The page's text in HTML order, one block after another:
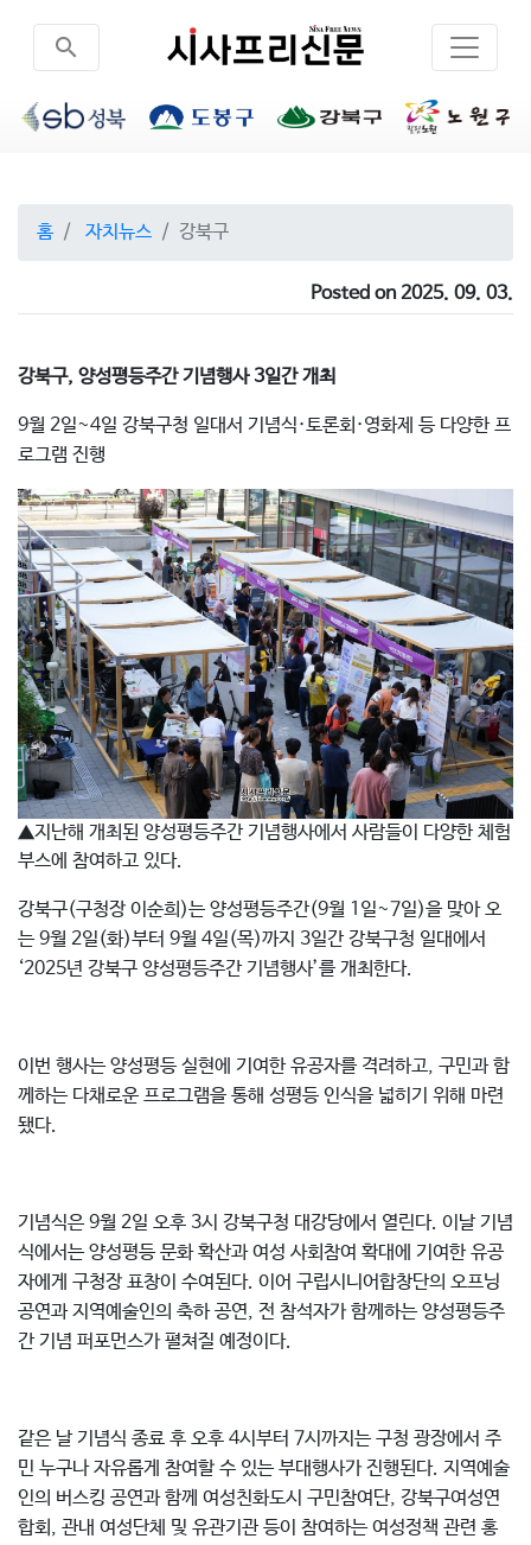
search
홈 자치뉴스 강북구
Posted on 2025. 09. 03.
강북구, 양성평등주간 기념행사 3일간 개최
9월 2일~4일 강북구청 일대서 기념식·토론회·영화제 등 다양한 프
로그램 진행
▲지난해 개최된 양성평등주간 기념행사에서 사람들이 다양한 체험
부스에 참여하고 있다.
강북구(구청장 이순희)는 양성평등주간(9월 1일~7일)을 맞아 오
는 9월 2일(화)부터 9월 4일(목)까지 3일간 강북구청 일대에서
‘2025년 강북구 양성평등주간 기념행사’를 개최한다.
이번 행사는 양성평등 실현에 기여한 유공자를 격려하고, 구민과 함
께하는 다채로운 프로그램을 통해 성평등 인식을 넓히기 위해 마련
됐다.
기념식은 9월 2일 오후 3시 강북구청 대강당에서 열린다. 이날 기념
식에서는 양성평등 문화 확산과 여성 사회참여 확대에 기여한 유공
자에게 구청장 표창이 수여된다. 이어 구립시니어합창단의 오프닝
공연과 지역예술인의 축하 공연, 전 참석자가 함께하는 양성평등주
간 기념 퍼포먼스가 펼쳐질 예정이다.
같은 날 기념식 종료 후 오후 4시부터 7시까지는 구청 광장에서 주
민 누구나 자유롭게 참여할 수 있는 부대행사가 진행된다. 지역예술
인의 버스킹 공연과 함께 여성친화도시 구민참여단, 강북구여성연
합회, 관내 여성단체 및 유관기관 등이 참여하는 여성정책 관련 홍